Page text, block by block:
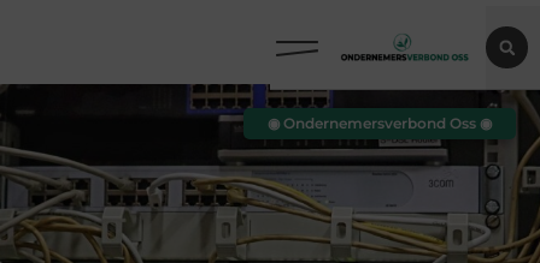
◉ Ondernemersverbond Oss ◉